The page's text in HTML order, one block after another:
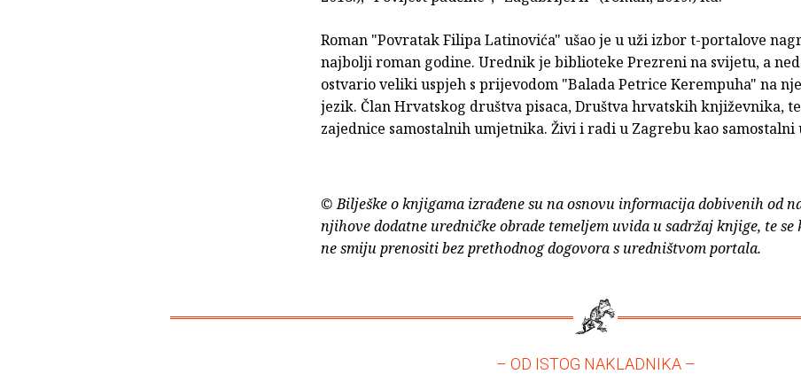
Roman "Povratak Filipa Latinovića" ušao je u uži izbor t-portalove
najbolji roman godine. Urednik je biblioteke Prezreni na svijetu, a
ostvario veliki uspjeh s prijevodom "Balada Petrice Kerempuha" na
jezik. Član Hrvatskog društva pisaca, Društva hrvatskih književnika,
zajednice samostalnih umjetnika. Živi i radi u Zagrebu kao
© Bilješke o knjigama izrađene su na osnovu informacija dobivenih od
njihove dodatne uredničke obrade temeljem uvida u sadržaj knjige, te se
ne smiju prenositi bez prethodnog dogovora s uredništvom portala.
– OD ISTOG NAKLADNIKA –